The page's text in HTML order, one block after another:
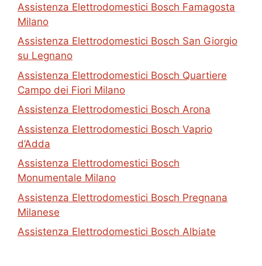
Assistenza Elettrodomestici Bosch Famagosta
Milano
Assistenza Elettrodomestici Bosch San Giorgio
su Legnano
Assistenza Elettrodomestici Bosch Quartiere
Campo dei Fiori Milano
Assistenza Elettrodomestici Bosch Arona
Assistenza Elettrodomestici Bosch Vaprio
d’Adda
Assistenza Elettrodomestici Bosch
Monumentale Milano
Assistenza Elettrodomestici Bosch Pregnana
Milanese
Assistenza Elettrodomestici Bosch Albiate